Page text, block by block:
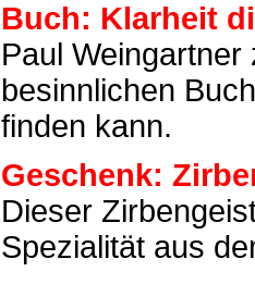
Buch: Klarheit
Paul
besinnlichen
finden kann.
Geschenk:
Dieser
Spezialität aus